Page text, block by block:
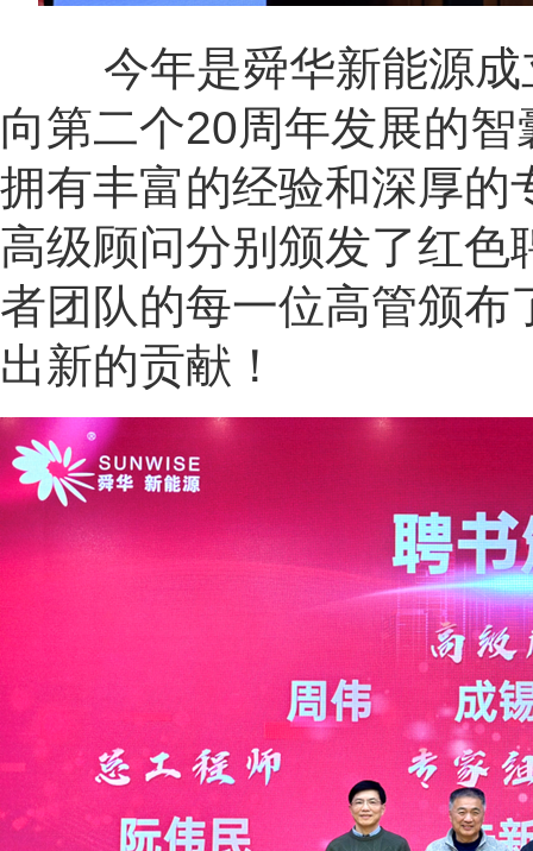
今年是舜华新能源成
向第二个20周年发展的
拥有丰富的经验和深厚的
高级顾问分别颁发了红色
者团队的每一位高管颁布
出新的贡献！